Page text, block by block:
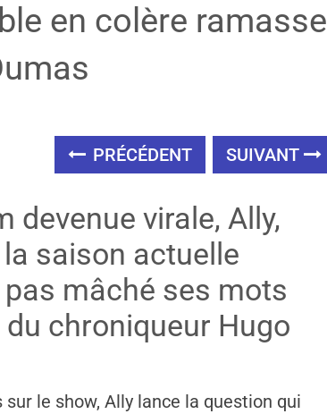
en colère ramasse
PRÉCÉDENT SUIVANT
devenue virale, Ally,
saison actuelle
pas mâché ses mots
chroniqueur Hugo
le show, Ally lance la question qui